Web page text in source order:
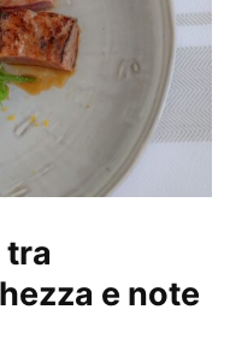
tra
e note